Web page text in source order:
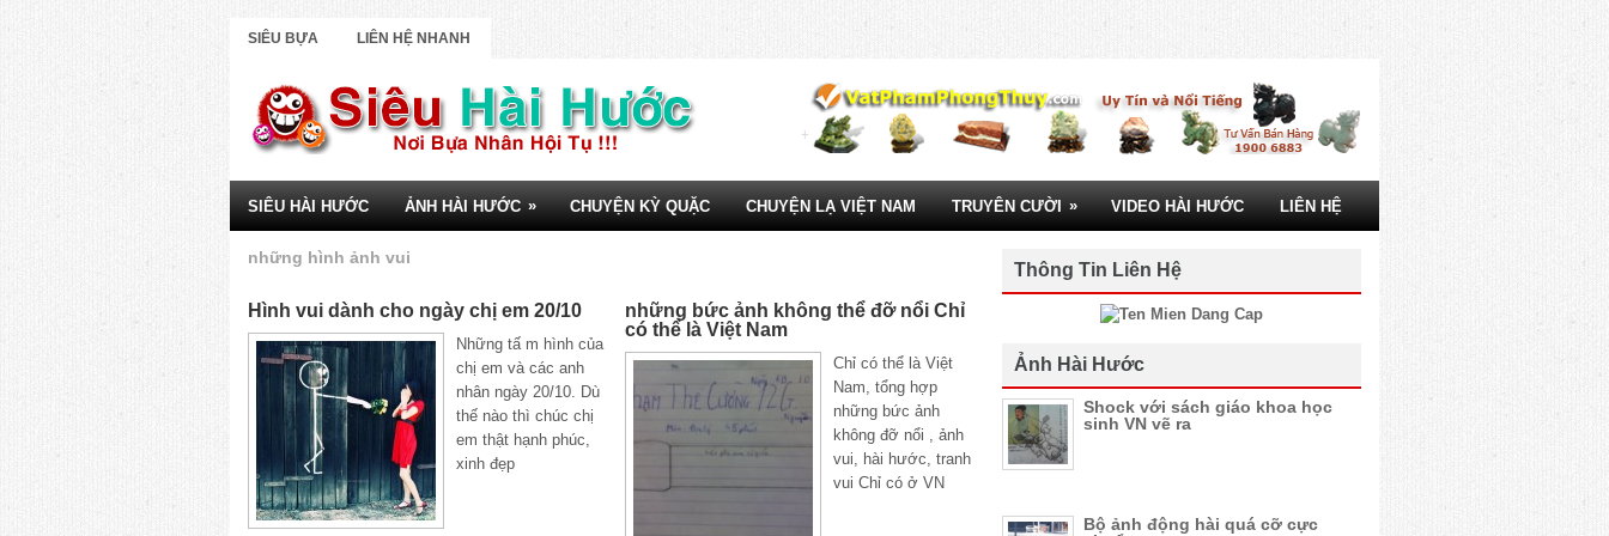
SIÊU BỰA LIÊN HỆ NHANH
SIÊU HÀI HƯỚC ẢNH HÀI HƯỚC » CHUYỆN KỲ QUẶC CHUYỆN LẠ VIỆT NAM TRUYÊN CƯỜI » VIDEO HÀI HƯỚC LIÊN HỆ
những hình ảnh vui
Hình vui dành cho ngày chị em 20/10
Những tấ m hình của
chị em và các anh
nhân ngày 20/10. Dù
thế nào thì chúc chị
em thật hạnh phúc,
xinh đẹp
những bức ảnh không thể đỡ nổi Chỉ
có thể là Việt Nam
Chỉ có thể là Việt
Nam, tổng hợp
những bức ảnh
không đỡ nổi , ảnh
vui, hài hước, tranh
vui Chỉ có ở VN
Thông Tin Liên Hệ
Ảnh Hài Hước
Shock với sách giáo khoa học
sinh VN vẽ ra
Bộ ảnh động hài quá cỡ cực